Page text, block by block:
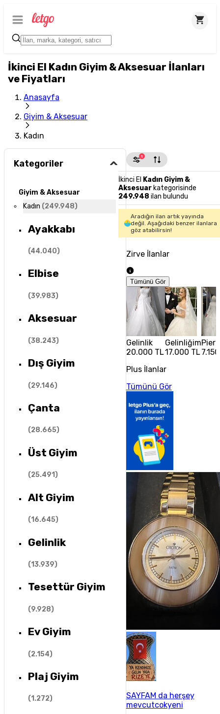
İkinci El Kadın Giyim & Aksesuar İlanları
ve Fiyatları
Anasayfa
Giyim & Aksesuar
Kadın
Kategoriler
Giyim & Aksesuar
Kadın (249.948)
Ayakkabı
(44.040)
Elbise
(39.983)
Aksesuar
(38.243)
Dış Giyim
(29.146)
Çanta
(28.665)
Üst Giyim
(25.491)
Alt Giyim
(16.645)
Gelinlik
(13.939)
Tesettür Giyim
(9.928)
Ev Giyim
(2.154)
Plaj Giyim
(1.272)
1
İkinci El Kadın Giyim &
Aksesuarkategorisinde
249.948 ilan bulundu
Aradığın ilan artık yayında
değil. Aşağıdaki benzer ilanlara
göz atabilirsin!
Zirve İlanlar
Tümünü Gör
Gelinlik
20.000 TL
Gelinliğim
17.000 TL
Plus İlanlar
Tümünü Gör
SAYFAM da herşey
mevcutcokyeni